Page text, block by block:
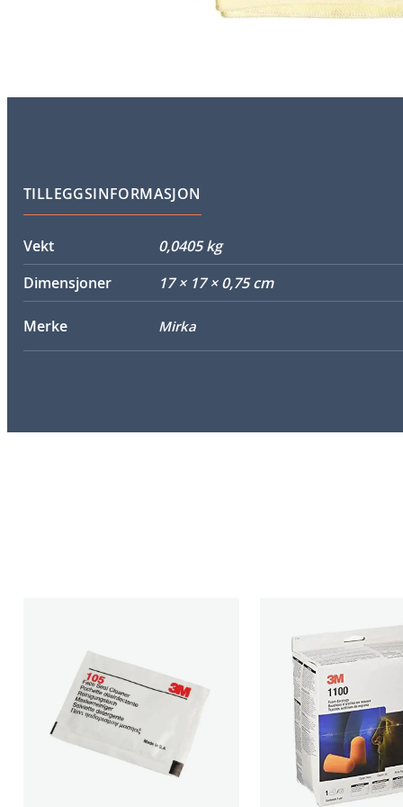
TILLEGGSINFORMASJON
Vekt
0,0405 kg
Dimensjoner
17 × 17 × 0,75 cm
Merke Mirka